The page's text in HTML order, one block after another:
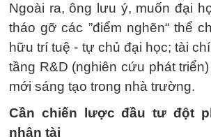
Ngoài ra, ông lưu ý, muốn đại
tháo gỡ các ”điểm nghẽn“ thể
hữu trí tuệ - tự chủ đại học; tài
tầng R&D (nghiên cứu phát
mới sáng tạo trong nhà trường.
Cần chiến lược đầu tư đột
nhân tài